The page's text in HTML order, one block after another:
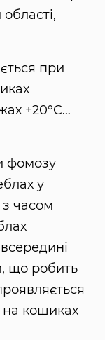
області,
при
+20°C…
фомозу
у
з часом
що робить
на кошиках